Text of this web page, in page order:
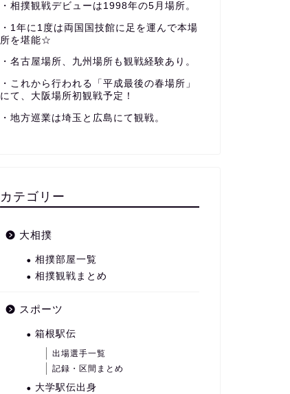
・相撲観戦デビューは1998年の5月場所。
・1年に1度は両国国技館に足を運んで本場
所を堪能☆
・名古屋場所、九州場所も観戦経験あり。
・これから行われる「平成最後の春場所」
にて、大阪場所初観戦予定！
・地方巡業は埼玉と広島にて観戦。
カテゴリー
大相撲
相撲部屋一覧
相撲観戦まとめ
スポーツ
箱根駅伝
出場選手一覧
記録・区間まとめ
大学駅伝出身